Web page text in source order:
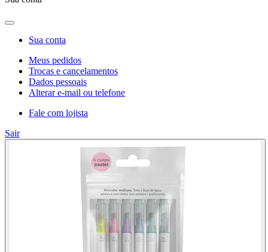
Sua conta
Meus pedidos
Trocas e cancelamentos
Dados pessoais
Alterar e-mail ou telefone
Fale com lojista
Sair